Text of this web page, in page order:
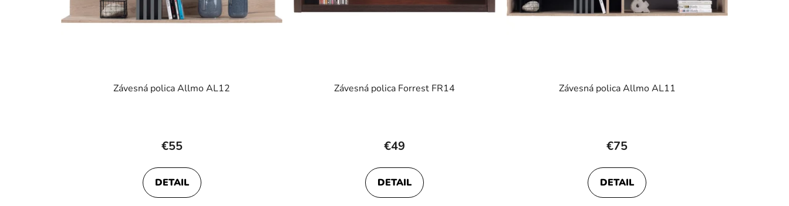
Závesná polica Allmo AL12
€55
DETAIL
Závesná polica Forrest FR14
€49
DETAIL
Závesná polica Allmo AL11
€75
DETAIL